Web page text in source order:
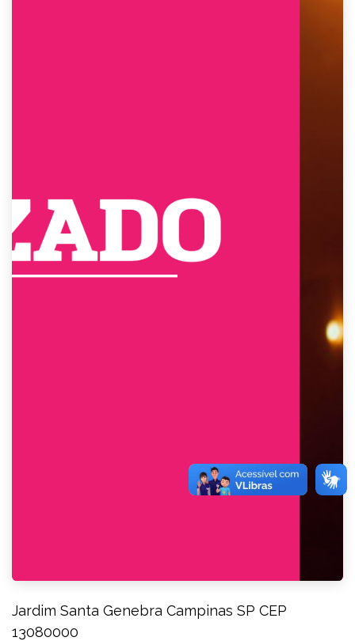
Jardim Santa Genebra Campinas SP CEP
13080000